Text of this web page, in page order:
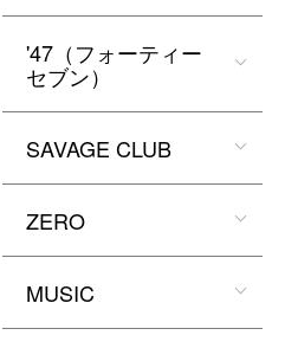
'47（フォーティー
セブン）
SAVAGE CLUB
ZERO
MUSIC